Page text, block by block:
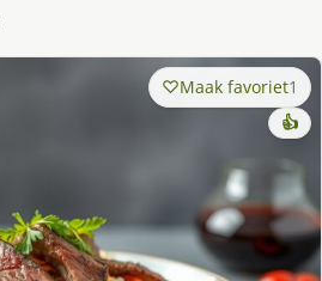
Maak favoriet1
👍